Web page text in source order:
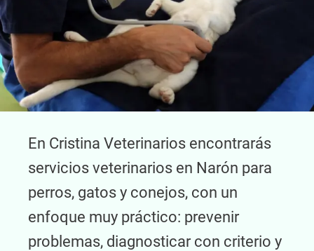
En Cristina Veterinarios encontrarás
servicios veterinarios en Narón para
perros, gatos y conejos, con un
enfoque muy práctico: prevenir
problemas, diagnosticar con criterio y